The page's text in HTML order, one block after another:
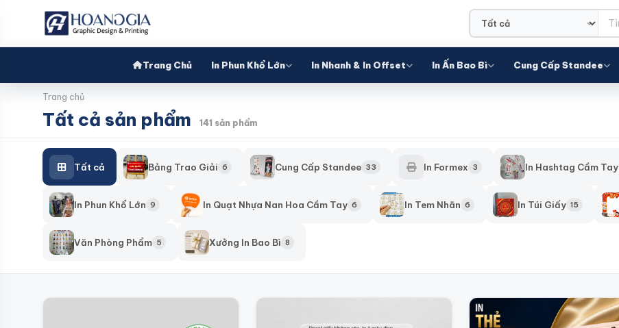
Trang Chủ In Phun Khổ Lớn In Nhanh & In Offset In Ấn Bao Bì Cung Cấp Standee
Trang chủ
Tất cả sản phẩm 141 sản phẩm
Tất cả Bảng Trao Giải 6 Cung Cấp Standee 33 In Formex 3 In Hashtag Cầm Tay
In Phun Khổ Lớn 9 In Quạt Nhựa Nan Hoa Cầm Tay 6 In Tem Nhãn 6 In Túi Giấy 15
Văn Phòng Phẩm 5 Xưởng In Bao Bì 8